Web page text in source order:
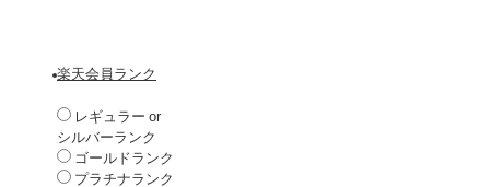
楽天会員ランク
レギュラー or
シルバーランク
ゴールドランク
プラチナランク